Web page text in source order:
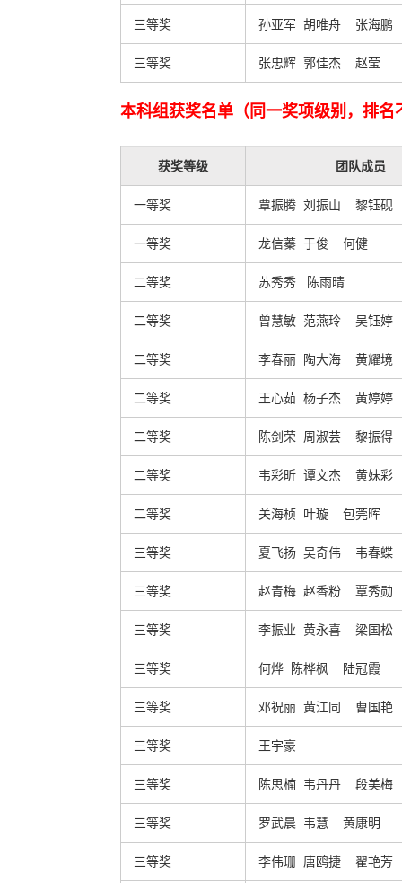
三等奖 孙亚军 胡唯舟 张海鹏
三等奖 张忠辉 郭佳杰 赵莹
本科组获奖名单（同一奖项级别，排名
获奖等级 团队成员
一等奖 覃振腾 刘振山 黎钰砚
一等奖 龙信蓁 于俊 何健
二等奖 苏秀秀 陈雨晴
二等奖 曾慧敏 范燕玲 吴钰婷
二等奖 李春丽 陶大海 黄耀境
二等奖 王心茹 杨子杰 黄婷婷
二等奖 陈剑荣 周淑芸 黎振得
二等奖 韦彩昕 谭文杰 黄妹彩
二等奖 关海桢 叶璇 包莞晖
三等奖 夏飞扬 吴奇伟 韦春蝶
三等奖 赵青梅 赵香粉 覃秀勋
三等奖 李振业 黄永喜 梁国松
三等奖 何烨 陈桦枫 陆冠霞
三等奖 邓祝丽 黄江同 曹国艳
三等奖 王宇豪
三等奖 陈思楠 韦丹丹 段美梅
三等奖 罗武晨 韦慧 黄康明
三等奖 李伟珊 唐鸥捷 翟艳芳